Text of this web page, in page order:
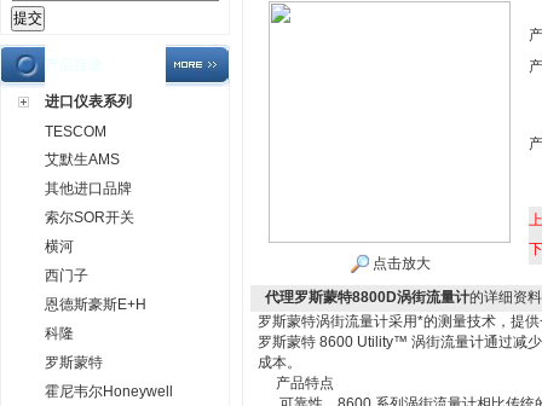
产品目录
进口仪表系列
TESCOM
艾默生AMS
其他进口品牌
索尔SOR开关
横河
西门子
恩德斯豪斯E+H
科隆
罗斯蒙特
霍尼韦尔Honeywell
点击放大
代理罗斯蒙特8800D涡街流量计的详细资
罗斯蒙特涡街流量计采用*的测量技术，提
罗斯蒙特 8600 Utility™ 涡街流量计通过减
成本。
产品特点